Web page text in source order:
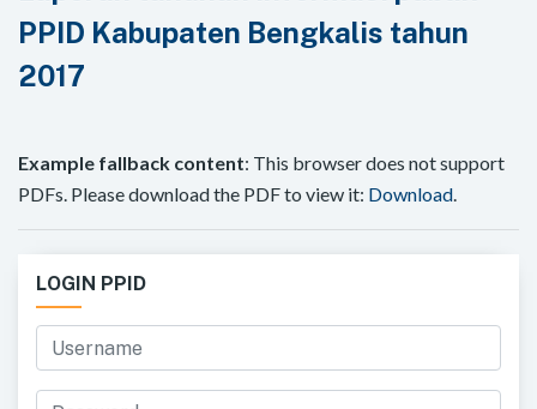
PPID Kabupaten Bengkalis tahun
2017
Example fallback content: This browser does not support
PDFs. Please download the PDF to view it: Download.
LOGIN PPID